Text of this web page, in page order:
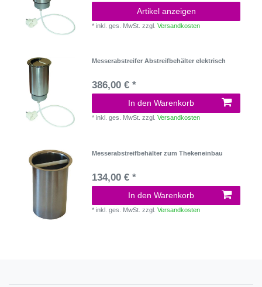
Artikel anzeigen
*inkl. ges. MwSt. zzgl.Versandkosten
Messerabstreifer Abstreifbehälter elektrisch
386,00 € *
In den Warenkorb
*inkl. ges. MwSt. zzgl.Versandkosten
Messerabstreifbehälter zum Thekeneinbau
134,00 € *
In den Warenkorb
*inkl. ges. MwSt. zzgl.Versandkosten